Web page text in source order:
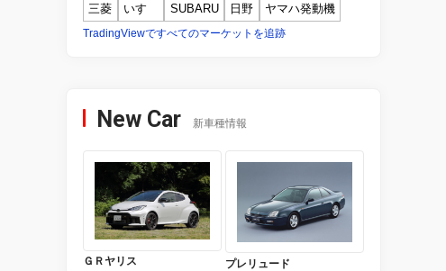
三菱
いすゞ SUBARU 日野 ヤマハ発動機
TradingViewですべてのマーケットを追跡
New Car 新車種情報
ＧＲヤリス プレリュード